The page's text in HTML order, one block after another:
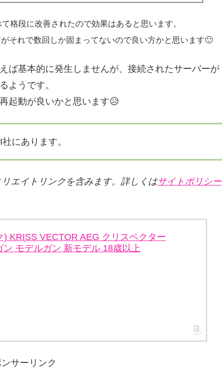
格段に改善されたので効果はあると思います。
それで数回しか固まってないので良い方かと思います🙂
ば基本的に発生しませんが、接続されたサーバーが
ようです。
起動が良いかと思います😥
にあります。
エイトリンクを含みます。詳しくはサイトポリシー
) KRISS VECTOR AEG クリスベクター
ン モデルガン 新モデル 18歳以上
サーリンク